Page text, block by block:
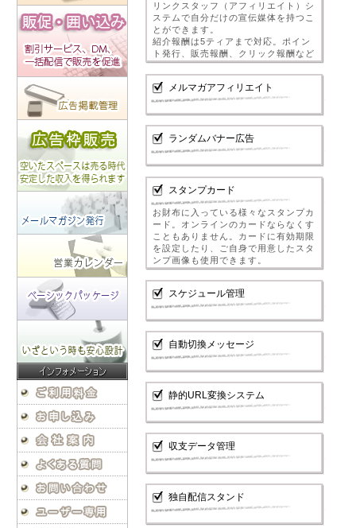
リンクスタッフ（アフィリエイト）シ
ステムで自分だけの宣伝媒体を持つこ
とができます。
紹介報酬は5ティアまで対応。ポイン
ト発行、販売報酬、クリック報酬など
メルマガアフィリエイト
ランダムバナー広告
スタンプカード
お財布に入っている様々なスタンプカ
ード。オンラインのカードならなくす
こともありません。カードに有効期限
を設定したり、ご自身で用意したスタ
ンプ画像も使用できます。
スケジュール管理
自動切換メッセージ
静的URL変換システム
収支データ管理
独自配信スタンド